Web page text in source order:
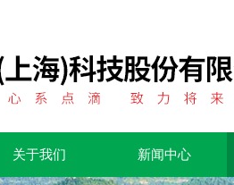
关于我们 新闻中心